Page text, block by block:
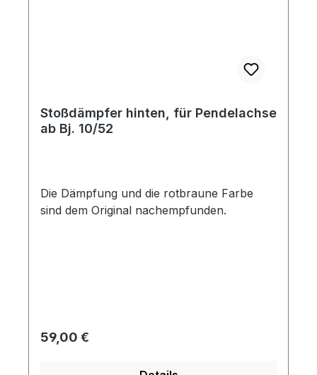
Stoßdämpfer hinten, für Pendelachse
ab Bj. 10/52
Die Dämpfung und die rotbraune Farbe
sind dem Original nachempfunden.
Regulärer Preis:
59,00 €